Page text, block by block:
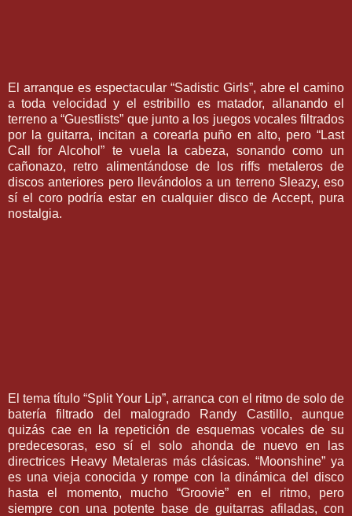
El arranque es espectacular “Sadistic Girls”, abre el camino
a toda velocidad y el estribillo es matador, allanando el
terreno a “Guestlists” que junto a los juegos vocales filtrados
por la guitarra, incitan a corearla puño en alto, pero “Last
Call for Alcohol” te vuela la cabeza, sonando como un
cañonazo, retro alimentándose de los riffs metaleros de
discos anteriores pero llevándolos a un terreno Sleazy, eso
sí el coro podría estar en cualquier disco de Accept, pura
nostalgia.
El tema título “Split Your Lip”, arranca con el ritmo de solo de
batería filtrado del malogrado Randy Castillo, aunque
quizás cae en la repetición de esquemas vocales de su
predecesoras, eso sí el solo ahonda de nuevo en las
directrices Heavy Metaleras más clásicas. “Moonshine” ya
es una vieja conocida y rompe con la dinámica del disco
hasta el momento, mucho “Groovie” en el ritmo, pero
siempre con una potente base de guitarras afiladas, con